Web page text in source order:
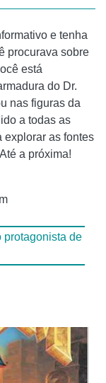
e tenha
procurava sobre
está
do Dr.
nas figuras da
a todas as
explorar as fontes
a próxima!
protagonista de